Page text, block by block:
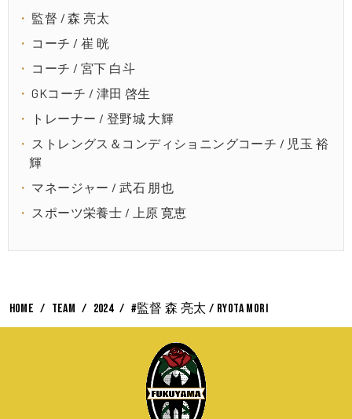
監督 / 森 亮太
コーチ / 崔 晄
コーチ / 宮下 白斗
GKコーチ / 津田 啓生
トレーナー / 登野城 大輝
ストレングス＆コンディショニングコーチ / 児玉 裕
輝
マネージャー / 武石 朋也
スポーツ栄養士 / 上原 寛恵
HOME TEAM 2024 #監督 森 亮太 / Ryota Mori